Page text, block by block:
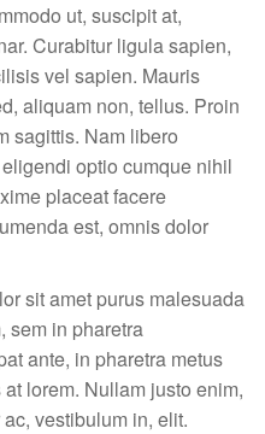
ut, suscipit at,
Curabitur ligula sapien,
vel sapien. Mauris
aliquam non, tellus. Proin
sagittis. Nam libero
optio cumque nihil
placeat facere
est, omnis dolor
sit amet purus malesuada
sem in pharetra
ante, in pharetra metus
lorem. Nullam justo enim,
vestibulum in, elit.